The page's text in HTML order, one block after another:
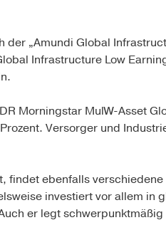
„Amundi Global
Infrastructure Low
Morningstar MulW-Asset
Versorger und
findet ebenfalls
investiert vor allem in
er legt